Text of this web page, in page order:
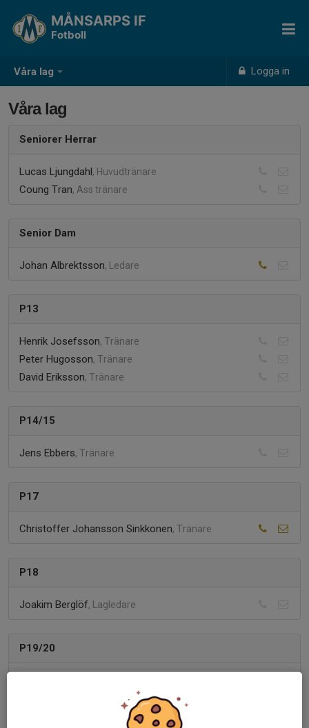
Våra lag Logga in
MÅNSARPS IF
Fotboll
Våra lag
Seniorer Herrar
Lucas Ljungdahl, Huvudtränare
Coung Tran, Ass tränare
Senior Dam
Johan Albrektsson, Ledare
P13
Henrik Josefsson, Tränare
Peter Hugosson, Tränare
David Eriksson, Tränare
P14/15
Jens Ebbers, Tränare
P17
Christoffer Johansson Sinkkonen, Tränare
P18
Joakim Berglöf, Lagledare
P19/20